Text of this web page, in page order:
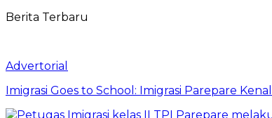
Berita Terbaru
Advertorial
Imigrasi Goes to School: Imigrasi Parepare